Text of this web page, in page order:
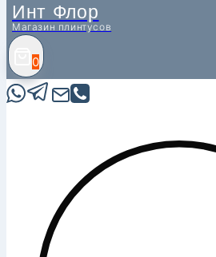
Инт Флор
Магазин плинтусов
0